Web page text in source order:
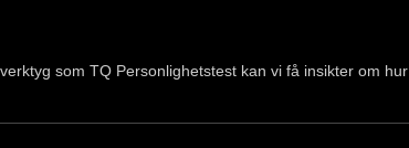
som TQ Personlighetstest kan vi få insikter om hur